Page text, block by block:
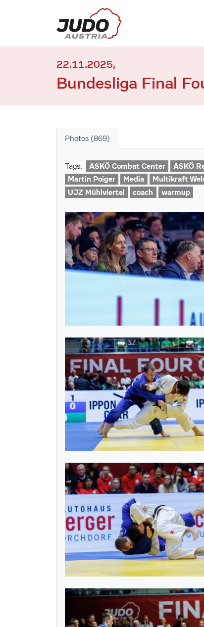
22.11.2025,
Bundesliga Final
Photos (869)
Tags: ASKÖ Combat Center ASKÖ
Martin Poiger
Media Multikraft
UJZ Mühlviertel
coach warmup